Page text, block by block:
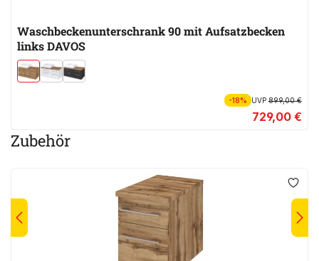
Waschbeckenunterschrank 90 mit Aufsatzbecken
links DAVOS
-18% UVP899,00 €
729,00 €
Zubehör